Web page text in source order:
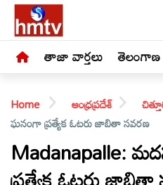
తాజా వార్తలు తెలంగాణ
LIVE
Home ఆంధ్రప్రదేశ్
ఘనంగా ప్రత్యేక ఓటరు జాబితా సవరణ
Madanapalle: